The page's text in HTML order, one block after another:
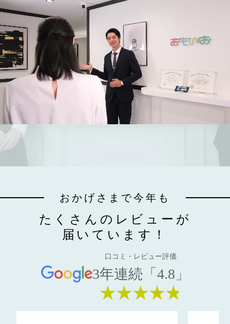
おかげさまで今年も
たくさんのレビューが
届いています！
口コミ・レビュー評価
3年連続「4.8」
★★★★★